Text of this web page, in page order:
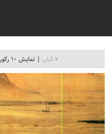
قبلی | نمایش 10 رکورد از 1 تا 10 |